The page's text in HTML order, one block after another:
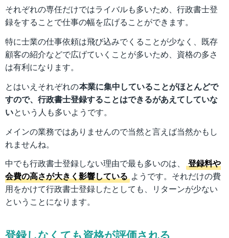
それぞれの専任だけではライバルも多いため、行政書士登
録をすることで仕事の幅を広げることができます。
特に士業の仕事依頼は飛び込みでくることが少なく、既存
顧客の紹介などで広げていくことが多いため、資格の多さ
は有利になります。
とはいえそれぞれの本業に集中していることがほとんどで
すので、行政書士登録することはできるがあえてしていな
いという人も多いようです。
メインの業務ではありませんので当然と言えば当然かもし
れませんね。
中でも行政書士登録しない理由で最も多いのは、
登録料や
会費の高さが大きく影響している ようです。それだけの費
用をかけて行政書士登録したとしても、リターンが少ない
ということになります。
登録しなくても資格が評価される